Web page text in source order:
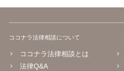
ココナラ法律相談について
ココナラ法律相談とは
法律Q&A